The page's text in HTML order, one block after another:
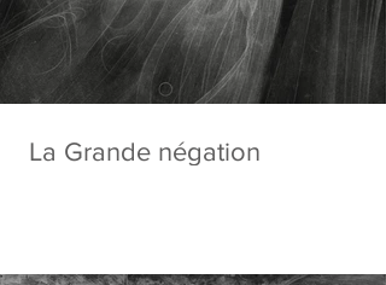
La Grande négation